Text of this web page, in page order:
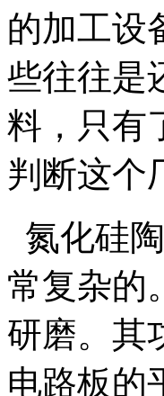
的加工设
些往往是
料，只有
判断这个
氮化硅
常复杂的
研磨。其
电路板的